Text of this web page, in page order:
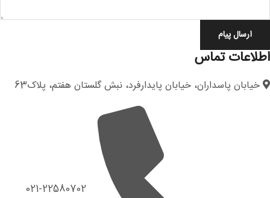
اطلاعات تماس
خیابان پاسداران، خیابان پایدارفرد، نبش گلستان هفتم، پلاک63
021-22580702